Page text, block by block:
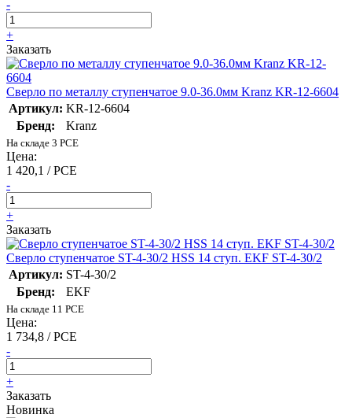
-
+
Заказать
Сверло по металлу ступенчатое 9.0-36.0мм Kranz KR-12-6604
Артикул: KR-12-6604
Бренд:
Kranz
На складе 3 PCE
Цена:
1 420,1 / PCE
-
+
Заказать
Сверло ступенчатое ST-4-30/2 HSS 14 ступ. EKF ST-4-30/2
Артикул: ST-4-30/2
Бренд:
EKF
На складе 11 PCE
Цена:
1 734,8 / PCE
-
+
Заказать
Новинка